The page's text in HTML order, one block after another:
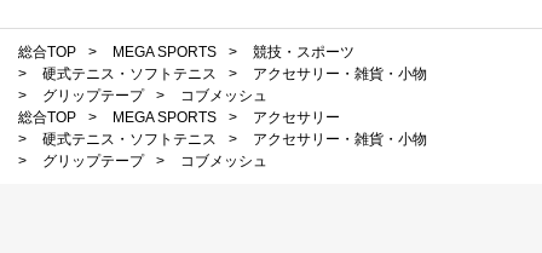
総合TOP > MEGA SPORTS >
競技・スポーツ
>
硬式テニス・ソフトテニス >
アクセサリー・雑貨・小物
>
グリップテープ >
コブメッシュ
総合TOP
> MEGA SPORTS >
アクセサリー
>
硬式テニス・ソフトテニス >
アクセサリー・雑貨・小物
>
グリップテープ > コブメッシュ